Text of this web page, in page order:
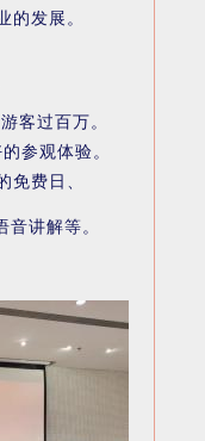
的发展。
客过百万。
参观体验。
免费日、
讲解等。